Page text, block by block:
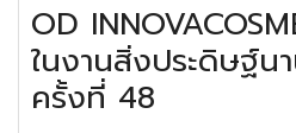
OD
ในงานสิ่งประดิษฐ์น
ครั้งที่ 48